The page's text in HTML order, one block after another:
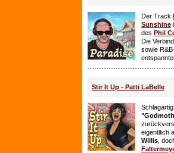
Der Track
Sunshine
des Phil
Die
sowie
Stir It Up - Patti LaBelle
eigentllich
Willis ,